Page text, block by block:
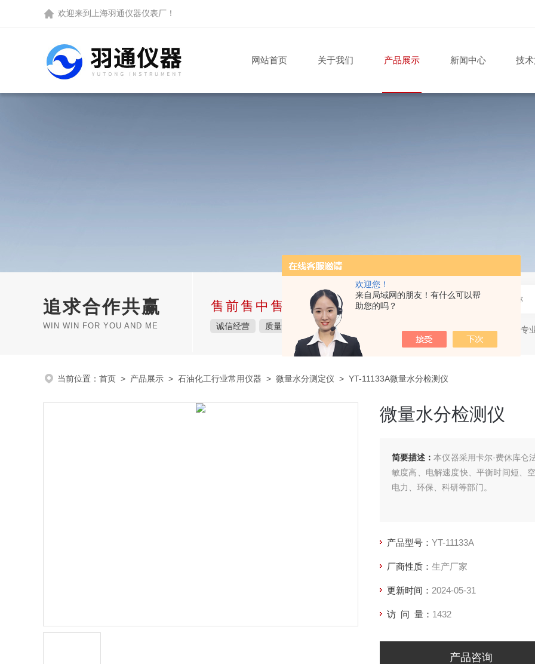
欢迎您！
来自局域网的朋友！有什么可以帮
助您的吗？
欢迎来到 上海羽通仪器仪表厂 ！
网站首页 关于我们 产品展示 新闻中心 技
追求合作共赢
WIN WIN FOR YOU AND ME
售前售中售后完整的服务体系
诚信经营 质量保障 价格实惠 热门关键词：石油产品专
当前位置： 首页 > 产品展示 > 石油化工行业常用仪器 > 微量水分测定仪 > YT-11133A微量水分检测仪
微量水分检测仪
简要描述：本仪器采用卡尔·费休库仑
敏度高、电解速度快、平衡时间短、
电力、环保、科研等部门。
产品型号： YT-11133A
厂商性质： 生产厂家
更新时间： 2024-05-31
访 问 量： 1432
产品咨询